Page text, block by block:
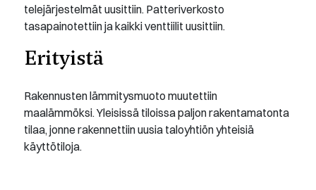
telejärjestelmät uusittiin. Patteriverkosto
tasapainotettiin ja kaikki venttiilit uusittiin.
Erityistä
Rakennusten lämmitysmuoto muutettiin
maalämmöksi. Yleisissä tiloissa paljon rakentamatonta
tilaa, jonne rakennettiin uusia taloyhtiön yhteisiä
käyttötiloja.